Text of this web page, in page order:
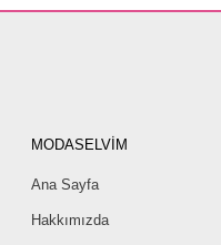
MODASELVİM
Ana Sayfa
Hakkımızda